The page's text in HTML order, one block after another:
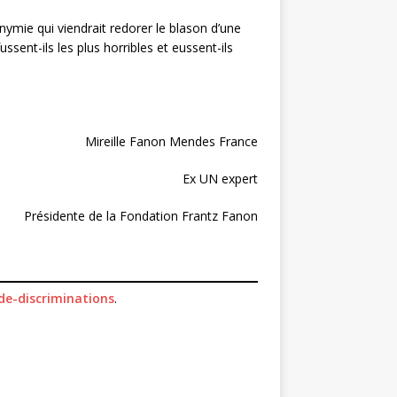
qui viendrait redorer le blason d’une
ils les plus horribles et eussent-ils
Mireille Fanon Mendes France
Ex UN expert
Présidente de la Fondation Frantz Fanon
discriminations.